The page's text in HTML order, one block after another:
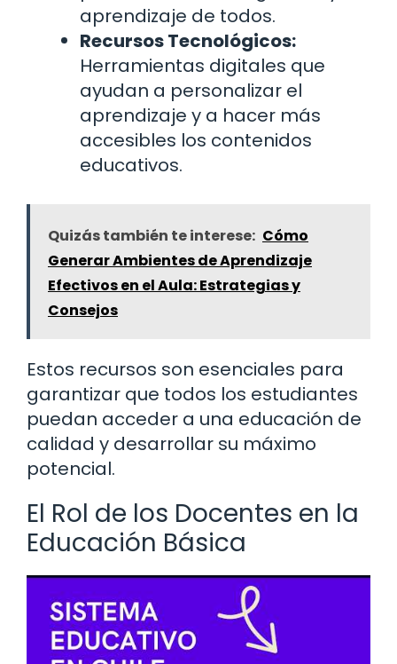
aprendizaje de todos.
Recursos Tecnológicos:
Herramientas digitales que
ayudan a personalizar el
aprendizaje y a hacer más
accesibles los contenidos
educativos.
Quizás también te interese: Cómo
Generar Ambientes de Aprendizaje
Efectivos en el Aula: Estrategias y
Consejos
Estos recursos son esenciales para
garantizar que todos los estudiantes
puedan acceder a una educación de
calidad y desarrollar su máximo
potencial.
El Rol de los Docentes en la
Educación Básica